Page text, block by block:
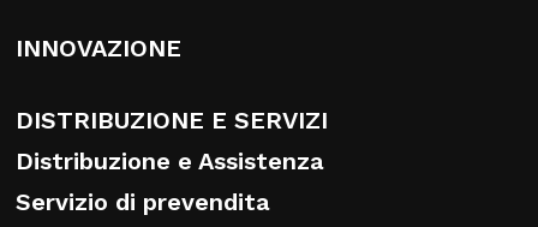
INNOVAZIONE
DISTRIBUZIONE E SERVIZI
Distribuzione e Assistenza
Servizio di prevendita